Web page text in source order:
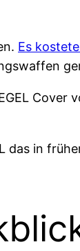
Es
Cover
das in